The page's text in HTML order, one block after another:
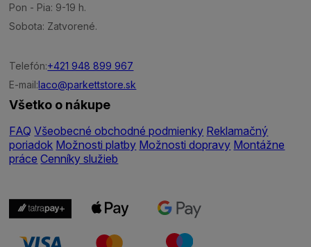
Pon - Pia: 9-19 h.
Sobota: Zatvorené.
Telefón:+421 948 899 967
E-mail:laco@parkettstore.sk
Všetko o nákupe
FAQ Všeobecné obchodné podmienky Reklamačný
poriadok Možnosti platby Možnosti dopravy Montážne
práce Cenníky služieb